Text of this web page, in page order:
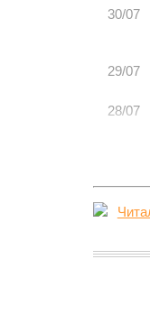
30/07
29/07
28/07